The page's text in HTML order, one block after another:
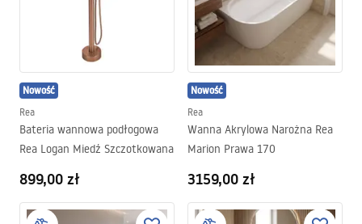
Nowość
Rea
Bateria wannowa podłogowa
Rea Logan Miedź Szczotkowana
899,00 zł
Nowość
Rea
Wanna Akrylowa Narożna Rea
Marion Prawa 170
3159,00 zł